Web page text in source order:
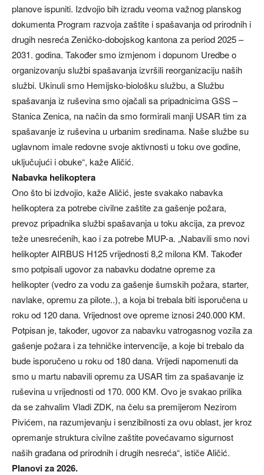
planove ispuniti. Izdvojio bih izradu veoma važnog planskog
dokumenta Program razvoja zaštite i spašavanja od prirodnih i
drugih nesreća Zeničko-dobojskog kantona za period 2025 –
2031. godina. Također smo izmjenom i dopunom Uredbe o
organizovanju službi spašavanja izvršili reorganizaciju naših
službi. Ukinuli smo Hemijsko-biološku službu, a Službu
spašavanja iz ruševina smo ojačali sa pripadnicima GSS –
Stanica Zenica, na način da smo formirali manji USAR tim za
spašavanje iz ruševina u urbanim sredinama. Naše službe su
uglavnom imale redovne svoje aktivnosti u toku ove godine,
uključujući i obuke“, kaže Aličić.
Nabavka helikoptera
Ono što bi izdvojio, kaže Aličić, jeste svakako nabavka
helikoptera za potrebe civilne zaštite za gašenje požara,
prevoz pripadnika službi spašavanja u toku akcija, za prevoz
teže unesrećenih, kao i za potrebe MUP-a. „Nabavili smo novi
helikopter AIRBUS H125 vrijednosti 8,2 milona KM. Također
smo potpisali ugovor za nabavku dodatne opreme za
helikopter (vedro za vodu za gašenje šumskih požara, starter,
navlake, opremu za pilote..), a koja bi trebala biti isporučena u
roku od 120 dana. Vrijednost ove opreme iznosi 240.000 KM.
Potpisan je, također, ugovor za nabavku vatrogasnog vozila za
gašenje požara i za tehničke intervencije, a koje bi trebalo da
bude isporučeno u roku od 180 dana. Vrijedi napomenuti da
smo u martu nabavili opremu za USAR tim za spašavanje iz
ruševina u vrijednosti od 170. 000 KM. Ovo je svakao prilika
da se zahvalim Vladi ZDK, na čelu sa premijerom Nezirom
Pivićem, na razumjevanju i senzibilnosti za ovu oblast, jer kroz
opremanje struktura civilne zaštite povećavamo sigurnost
naših građana od prirodnih i drugih nesreća“, ističe Aličić.
Planovi za 2026.